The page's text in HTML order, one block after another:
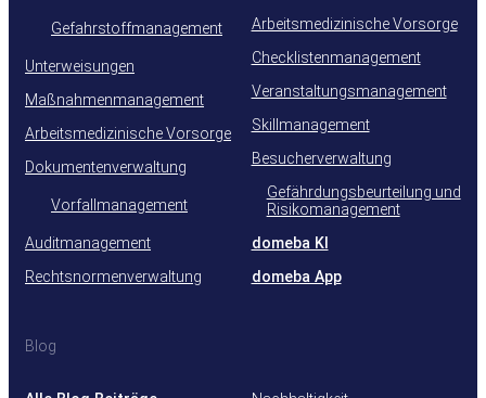
Gefahrstoffmanagement
Unterweisungen
Maßnahmenmanagement
Arbeitsmedizinische Vorsorge
Dokumentenverwaltung
Vorfallmanagement
Auditmanagement
Rechtsnormenverwaltung
Arbeitsmedizinische Vorsorge
Checklistenmanagement
Veranstaltungsmanagement
Skillmanagement
Besucherverwaltung
Gefährdungsbeurteilung und
Risikomanagement
domeba KI
domeba App
Blog